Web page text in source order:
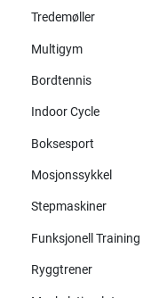
Tredemøller
Multigym
Bordtennis
Indoor Cycle
Boksesport
Mosjonssykkel
Stepmaskiner
Funksjonell Training
Ryggtrener